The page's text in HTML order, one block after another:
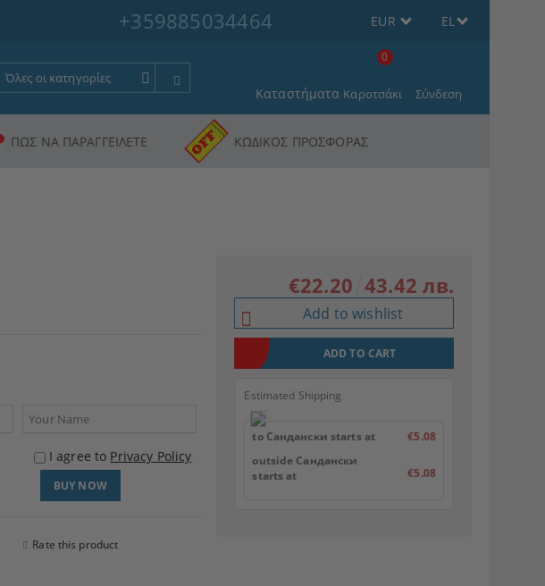
+359885034464 EUR EL
Καταστήματα Καροτσάκι
0
Σύνδεση
ΠΩΣ ΝΑ ΠΑΡΑΓΓΕΙΛΕΤΕ ΚΩΔΙΚΟΣ ΠΡΟΣΦΟΡΑΣ
I agree to Privacy Policy
Rate this product
€22.20 43.42 лв.
Add to wishlist
Estimated Shipping
to Сандански starts at
€5.08
outside Сандански
starts at
€5.08